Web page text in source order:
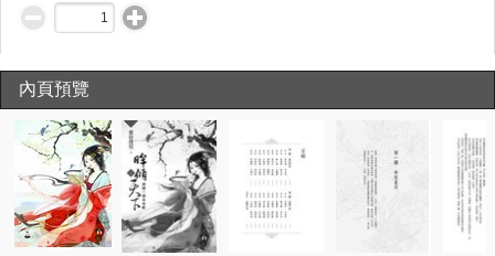
內頁預覽